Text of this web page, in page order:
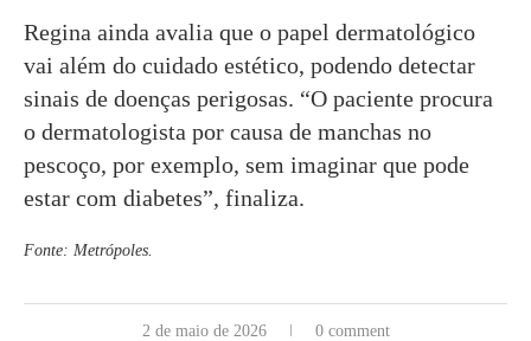
Regina ainda avalia que o papel dermatológico
vai além do cuidado estético, podendo detectar
sinais de doenças perigosas. “O paciente procura
o dermatologista por causa de manchas no
pescoço, por exemplo, sem imaginar que pode
estar com diabetes”, finaliza.
Fonte: Metrópoles.
2 de maio de 2026 0 comment